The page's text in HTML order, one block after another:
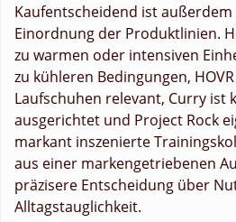
Kaufentscheidend ist
Einordnung der Produktlinien.
zu warmen oder intensiven
zu kühleren Bedingungen,
Laufschuhen relevant, Curry ist
ausgerichtet und Project Rock
markant inszenierte
aus einer markengetriebenen
präzisere Entscheidung über
Alltagstauglichkeit.